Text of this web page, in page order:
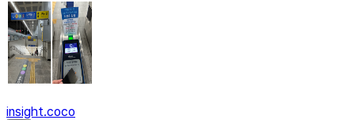
insight.coco